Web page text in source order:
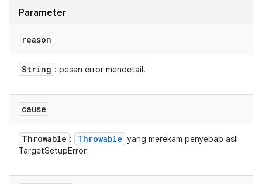
Parameter
reason
String : pesan error mendetail.
cause
Throwable : Throwable yang merekam penyebab asli
TargetSetupError